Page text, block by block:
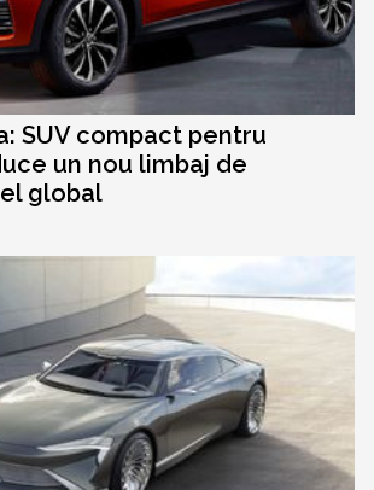
SUV compact pentru
un nou limbaj de
global